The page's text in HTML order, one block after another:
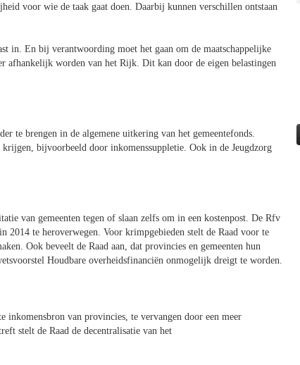
voor wie de taak gaat doen. Daarbij kunnen verschillen ontstaan
in. En bij verantwoording moet het gaan om de maatschappelijke
afhankelijk worden van het Rijk. Dit kan door de eigen belastingen
te brengen in de algemene uitkering van het gemeentefonds.
bijvoorbeeld door inkomenssuppletie. Ook in de Jeugdzorg
van gemeenten tegen of slaan zelfs om in een kostenpost. De Rfv
2014 te heroverwegen. Voor krimpgebieden stelt de Raad voor te
Ook beveelt de Raad aan, dat provincies en gemeenten hun
Houdbare overheidsfinanciën onmogelijk dreigt te worden.
van provincies, te vervangen door een meer
stelt de Raad de decentralisatie van het